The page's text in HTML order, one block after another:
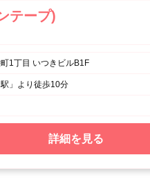
テープ)
1丁目 いつきビルB1F
」より徒歩10分
詳細を見る